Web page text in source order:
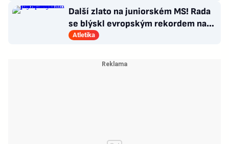
Další zlato na juniorském MS! Rada
se blýskl evropským rekordem na
400 metrů překážek
Atletika